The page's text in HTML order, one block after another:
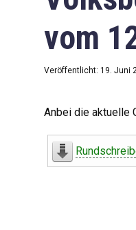
vom
Veröffentlicht: 19. Juni
Anbei die aktuelle